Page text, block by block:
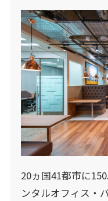
個人情報の取
20ヵ国41都市に
ンタルオフィス・